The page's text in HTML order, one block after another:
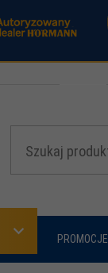
PROMOCJE